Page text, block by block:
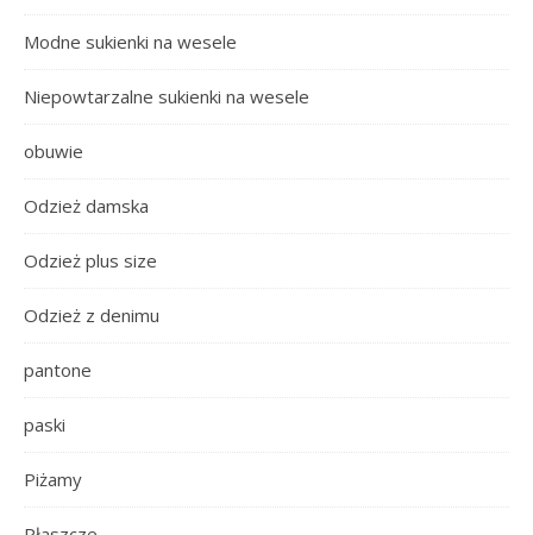
Modne sukienki na wesele
Niepowtarzalne sukienki na wesele
obuwie
Odzież damska
Odzież plus size
Odzież z denimu
pantone
paski
Piżamy